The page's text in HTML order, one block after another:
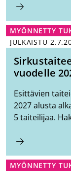
MYÖNNETTY
JULKAISTU
vuodelle
Esittävien
2027 alusta
5 taiteilijaa.
MYÖNNETTY